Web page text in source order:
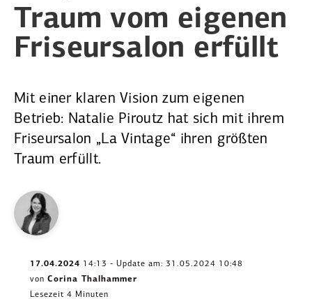
Traum vom eigenen
Friseur­salon erfüllt
Mit einer klaren Vision zum eigenen
Betrieb: Natalie Piroutz hat sich mit ihrem
Friseur­salon „La Vintage“ ihren größten
Traum erfüllt.
17.04.2024 14:13 - Update am: 31.05.2024 10:48
von Corina Thalhammer
Lesezeit 4 Minuten